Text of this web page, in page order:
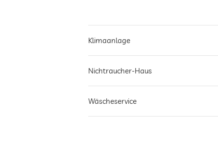
Klimaanlage
Nichtraucher-Haus
Wäscheservice